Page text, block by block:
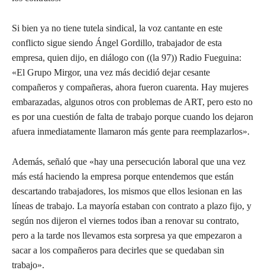
Si bien ya no tiene tutela sindical, la voz cantante en este
conflicto sigue siendo Ángel Gordillo, trabajador de esta
empresa, quien dijo, en diálogo con ((la 97)) Radio Fueguina:
«El Grupo Mirgor, una vez más decidió dejar cesante
compañeros y compañeras, ahora fueron cuarenta. Hay mujeres
embarazadas, algunos otros con problemas de ART, pero esto no
es por una cuestión de falta de trabajo porque cuando los dejaron
afuera inmediatamente llamaron más gente para reemplazarlos».
Además, señaló que «hay una persecución laboral que una vez
más está haciendo la empresa porque entendemos que están
descartando trabajadores, los mismos que ellos lesionan en las
líneas de trabajo. La mayoría estaban con contrato a plazo fijo, y
según nos dijeron el viernes todos iban a renovar su contrato,
pero a la tarde nos llevamos esta sorpresa ya que empezaron a
sacar a los compañeros para decirles que se quedaban sin
trabajo».